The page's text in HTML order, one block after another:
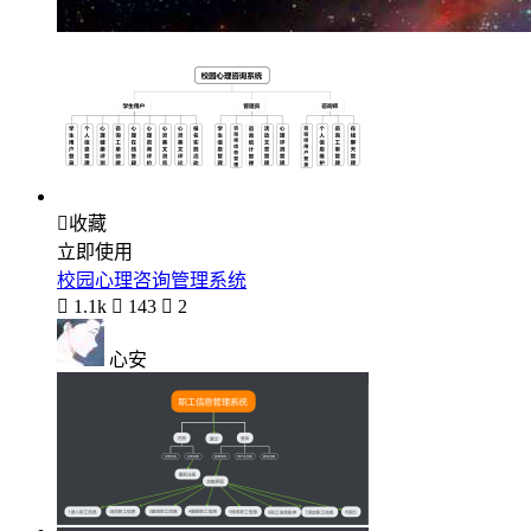
收藏
立即使用
校园心理咨询管理系统
 1.1k  143  2
心安